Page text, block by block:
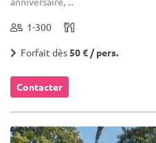
1-300
Forfait dès50 € / pers.
Contacter